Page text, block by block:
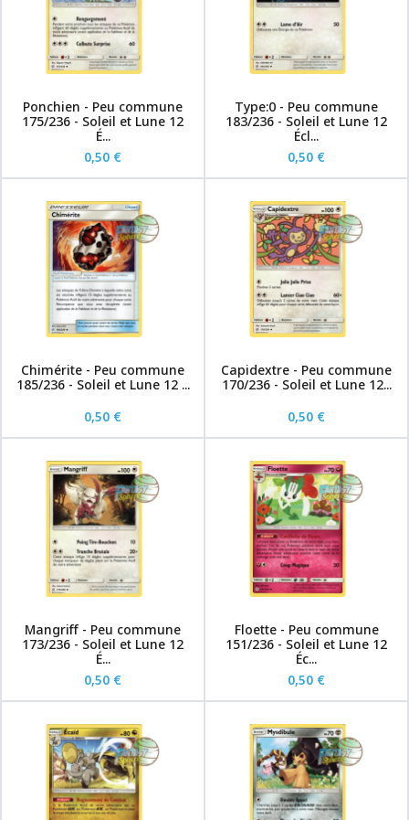
Ponchien - Peu commune
175/236 - Soleil et Lune 12
É...
0,50 €
Type:0 - Peu commune
183/236 - Soleil et Lune 12
Écl...
0,50 €
Chimérite - Peu commune
185/236 - Soleil et Lune 12 ...
0,50 €
Capidextre - Peu commune
170/236 - Soleil et Lune 12...
0,50 €
Mangriff - Peu commune
173/236 - Soleil et Lune 12
É...
0,50 €
Floette - Peu commune
151/236 - Soleil et Lune 12
Éc...
0,50 €